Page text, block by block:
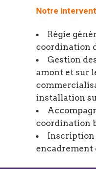
Notre
Régie
coordination
Gestion
amont et sur
installation
coordination
Inscription
encadrement